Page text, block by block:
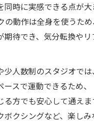
時に実感できる点が大
の動作は全身を使うた
期待でき、気分転換や
少人数制のスタジオで
ースで運動できるため
る方でも安心して通え
ボクシングなど、楽し